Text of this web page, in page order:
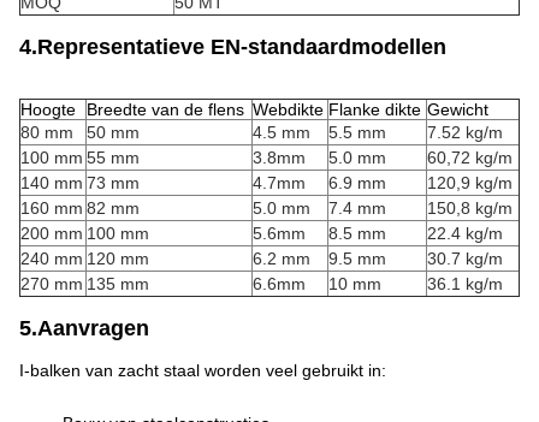
4.Representatieve EN-standaardmodellen
Hoogte Breedte van de flens Webdikte Flanke dikte Gewicht
80 mm
50 mm 4.5 mm 5.5 mm
7.52 kg/m
100 mm 55 mm 3.8mm 5.0 mm
60,72 kg/m
140 mm 73 mm 4.7mm 6.9 mm
120,9 kg/m
160 mm 82 mm 5.0 mm 7.4 mm
150,8 kg/m
200 mm 100 mm 5.6mm 8.5 mm
22.4 kg/m
240 mm 120 mm 6.2 mm 9.5 mm
30.7 kg/m
270 mm 135 mm 6.6mm 10 mm 36.1 kg/m
5.Aanvragen
I-balken van zacht staal worden veel gebruikt in: